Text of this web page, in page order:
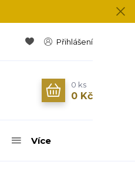
Přihlášení
0 ks
0 Kč
Více